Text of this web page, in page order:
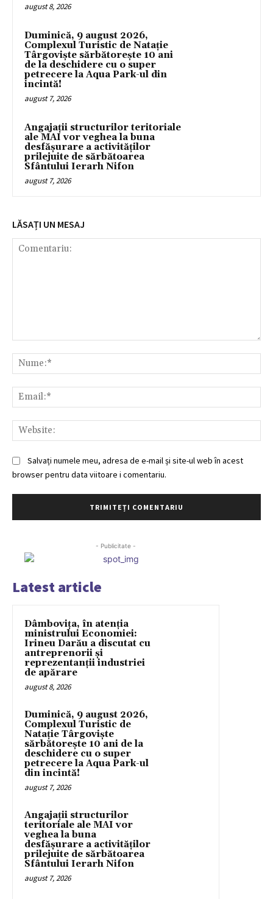
august 8, 2026
Duminică, 9 august 2026,
Complexul Turistic de Natație
Târgoviște sărbătorește 10 ani
de la deschidere cu o super
petrecere la Aqua Park-ul din
incintă!
august 7, 2026
Angajații structurilor teritoriale
ale MAI vor veghea la buna
desfășurare a activităților
prilejuite de sărbătoarea
Sfântului Ierarh Nifon
august 7, 2026
LĂSAȚI UN MESAJ
Salvați numele meu, adresa de e-mail și site-ul web în acest
browser pentru data viitoare i comentariu.
- Publicitate -
Latest article
Dâmbovița, în atenția
ministrului Economiei:
Irineu Darău a discutat cu
antreprenorii și
reprezentanții industriei
de apărare
august 8, 2026
Duminică, 9 august 2026,
Complexul Turistic de
Natație Târgoviște
sărbătorește 10 ani de la
deschidere cu o super
petrecere la Aqua Park-ul
din incintă!
august 7, 2026
Angajații structurilor
teritoriale ale MAI vor
veghea la buna
desfășurare a activităților
prilejuite de sărbătoarea
Sfântului Ierarh Nifon
august 7, 2026